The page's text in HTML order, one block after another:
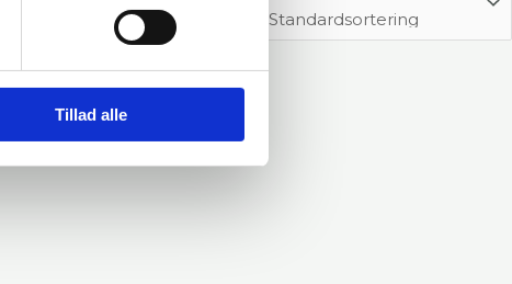
Tillad alle